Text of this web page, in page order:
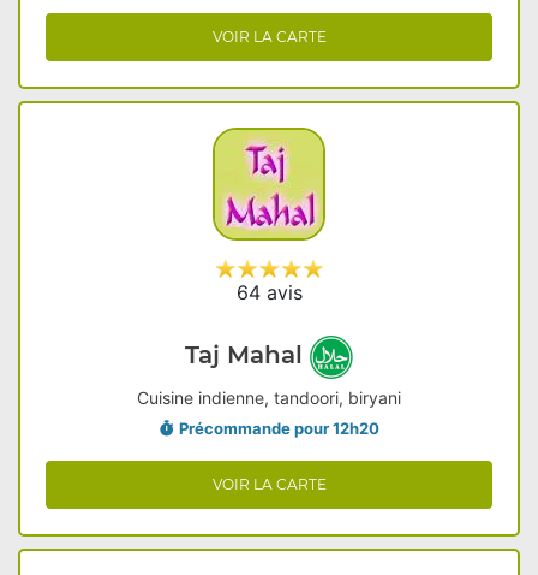
VOIR LA CARTE
64 avis
Taj Mahal
Cuisine indienne, tandoori, biryani
Précommande pour 12h20
VOIR LA CARTE